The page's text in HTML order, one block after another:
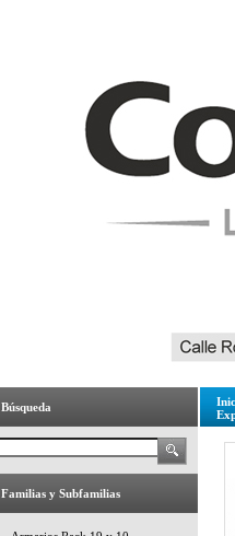
Búsqueda
Familias y Subfamilias